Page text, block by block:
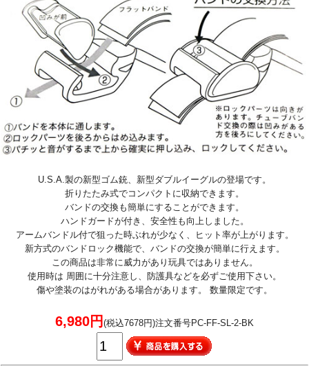
U.S.A.製の新型ゴム銃、新型ダブルイーグルの登場です。
折りたたみ式でコンパクトに収納できます。
バンドの交換も簡単にすることができます。
ハンドガードが付き、安全性も向上しました。
アームバンドル付で狙った時ぶれが少なく、ヒット率が上がります。
新方式のバンドロック機能で、バンドの交換が簡単に行えます。
この商品は非常に威力があり玩具ではありません。
使用時は 周囲に十分注意し、防護具などを必ずご使用下さい。
傷や塗装のはがれがある場合があります。 数量限定です。
6,980円 (税込7678円)注文番号PC-FF-SL-2-BK